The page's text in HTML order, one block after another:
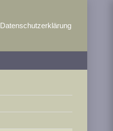
Datenschutzerklärung